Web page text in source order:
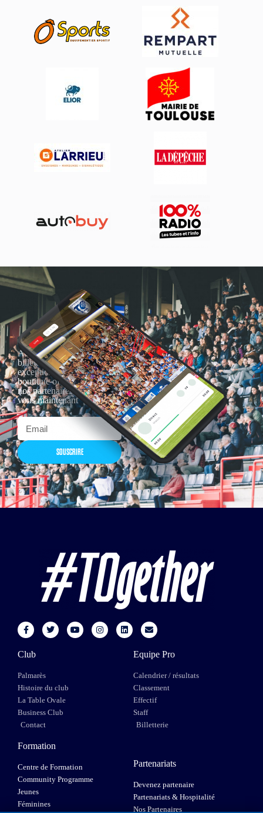
Actualités, nouveautés,
billetterie, remises
exceptionnelles dans la
boutique officielles & chez
nos partenaires… Inscrivez-
vous maintenant
SOUSCRIRE
Club
Palmarès
Histoire du club
La Table Ovale
Business Club
Contact
Equipe Pro
Calendrier / résultats
Classement
Effectif
Staff
Billetterie
Formation
Centre de Formation
Community Programme
Jeunes
Féminines
Partenariats
Devenez partenaire
Partenariats & Hospitalité
Nos Partenaires